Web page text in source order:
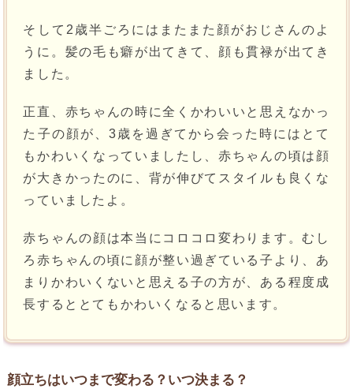
そして2歳半ごろにはまたまた顔がおじさんのよ
うに。髪の毛も癖が出てきて、顔も貫禄が出てき
ました。
正直、赤ちゃんの時に全くかわいいと思えなかっ
た子の顔が、3歳を過ぎてから会った時にはとて
もかわいくなっていましたし、赤ちゃんの頃は顔
が大きかったのに、背が伸びてスタイルも良くな
っていましたよ。
赤ちゃんの顔は本当にコロコロ変わります。むし
ろ赤ちゃんの頃に顔が整い過ぎている子より、あ
まりかわいくないと思える子の方が、ある程度成
長するととてもかわいくなると思います。
顔立ちはいつまで変わる？いつ決まる？